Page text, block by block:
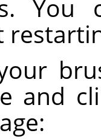
You
and